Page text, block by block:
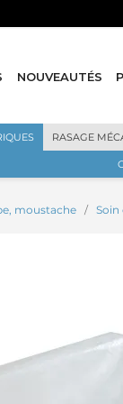
NOUVEAUTÉS
RASAGE
moustache Soin